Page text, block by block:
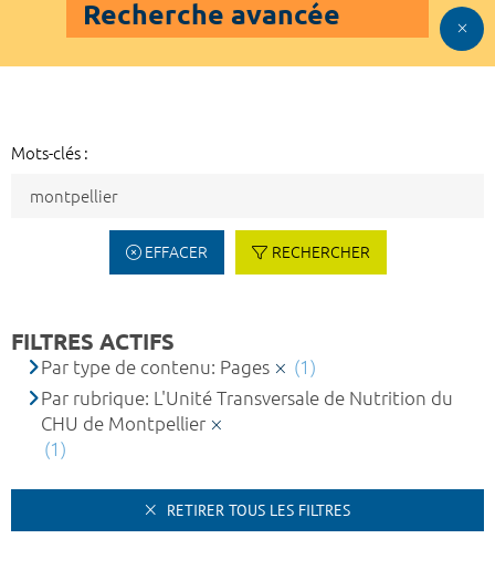
Recherche avancée
Mots-clés :
EFFACER RECHERCHER
FILTRES ACTIFS
Par type de contenu: Pages
(1)
Par rubrique: L'Unité Transversale de Nutrition du
CHU de Montpellier
(1)
RETIRER TOUS LES FILTRES